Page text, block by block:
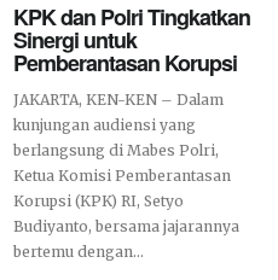
KPK dan Polri Tingkatkan
Sinergi untuk
Pemberantasan Korupsi
JAKARTA, KEN-KEN – Dalam
kunjungan audiensi yang
berlangsung di Mabes Polri,
Ketua Komisi Pemberantasan
Korupsi (KPK) RI, Setyo
Budiyanto, bersama jajarannya
bertemu dengan...